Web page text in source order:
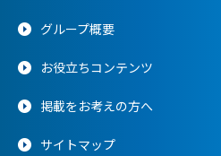
グループ概要
お役立ちコンテンツ
掲載をお考えの方へ
サイトマップ